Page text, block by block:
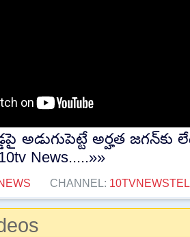
అర్హత జగన్‌కు
News.....»»
CHANNEL: